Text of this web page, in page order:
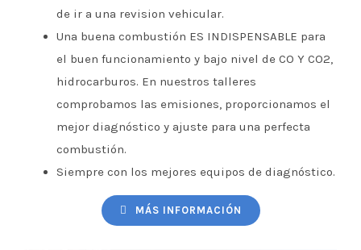
de ir a una revision vehicular.
Una buena combustión ES INDISPENSABLE para
el buen funcionamiento y bajo nivel de CO Y CO2,
hidrocarburos. En nuestros talleres
comprobamos las emisiones, proporcionamos el
mejor diagnóstico y ajuste para una perfecta
combustión.
Siempre con los mejores equipos de diagnóstico.
MÁS INFORMACIÓN